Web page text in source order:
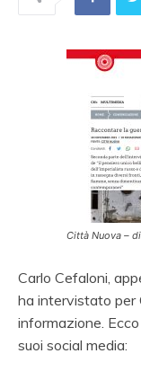
Città Nuova –
Carlo Cefaloni,
ha intervistato per
informazione.
suoi social media: